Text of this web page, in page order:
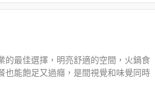
的最佳選擇，明亮舒適的空間，火鍋食
也能飽足又過癮，是間視覺和味覺同時